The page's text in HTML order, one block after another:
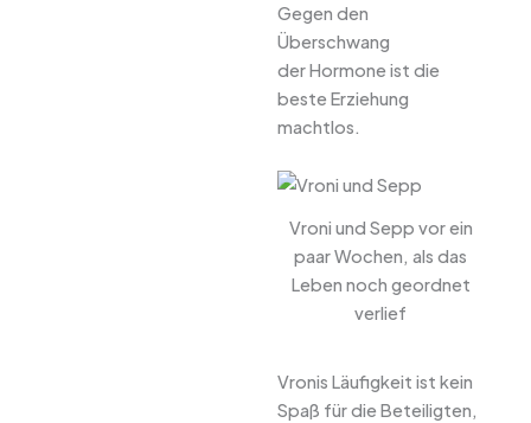
Gegen den
Überschwang
der Hormone ist die
beste Erziehung
machtlos.
Vroni und Sepp vor ein
paar Wochen, als das
Leben noch geordnet
verlief
Vronis Läufigkeit ist kein
Spaß für die Beteiligten,